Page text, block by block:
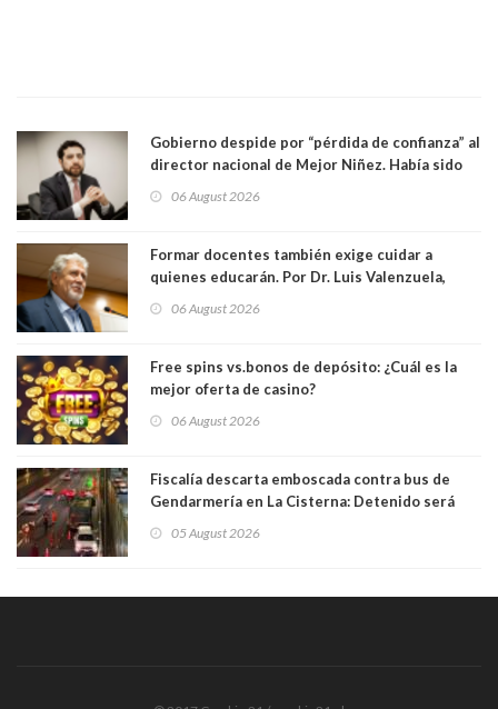
Gobierno despide por “pérdida de confianza” al
director nacional de Mejor Niñez. Había sido
06 August 2026
Formar docentes también exige cuidar a
quienes educarán. Por Dr. Luis Valenzuela,
Académicos U. Católica Silva Henríquez
06 August 2026
Free spins vs.bonos de depósito: ¿Cuál es la
mejor oferta de casino?
06 August 2026
Fiscalía descarta emboscada contra bus de
Gendarmería en La Cisterna: Detenido será
05 August 2026